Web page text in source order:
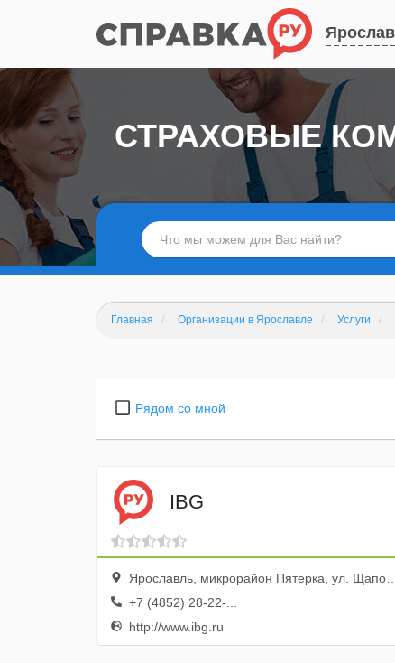
СТРАХОВЫЕ
Главная Организации в Ярославле Услуги
Рядом со мной
IBG
Ярославль, микрорайон Пятерка, ул. Щапова, 20, оф. 324
+7 (4852) 28-22-...
http://www.ibg.ru